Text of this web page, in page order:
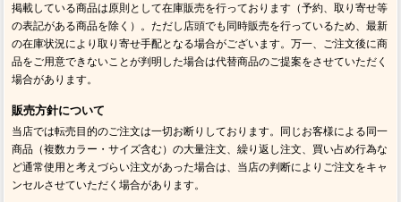
掲載している商品は原則として在庫販売を行っております（予約、取り寄せ等
の表記がある商品を除く）。ただし店頭でも同時販売を行っているため、最新
の在庫状況により取り寄せ手配となる場合がございます。万一、ご注文後に商
品をご用意できないことが判明した場合は代替商品のご提案をさせていただく
場合があります。
販売方針について
当店では転売目的のご注文は一切お断りしております。同じお客様による同一
商品（複数カラー・サイズ含む）の大量注文、繰り返し注文、買い占め行為な
ど通常使用と考えづらい注文があった場合は、当店の判断によりご注文をキャ
ンセルさせていただく場合があります。